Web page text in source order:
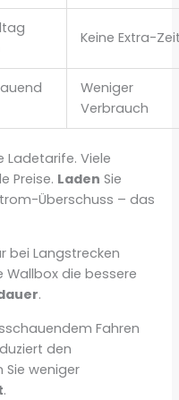
Keine Extra-
Weniger
Verbrauch
Ladetarife. Viele
Preise. Laden Sie
Überschuss – das
bei Langstrecken
Wallbox die bessere
.
Fahren
den
Sie weniger
.